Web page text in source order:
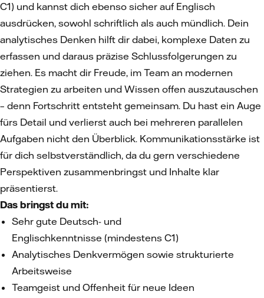
C1) und kannst dich ebenso sicher auf Englisch
ausdrücken, sowohl schriftlich als auch mündlich. Dein
analytisches Denken hilft dir dabei, komplexe Daten zu
erfassen und daraus präzise Schlussfolgerungen zu
ziehen. Es macht dir Freude, im Team an modernen
Strategien zu arbeiten und Wissen offen auszutauschen
– denn Fortschritt entsteht gemeinsam. Du hast ein Auge
fürs Detail und verlierst auch bei mehreren parallelen
Aufgaben nicht den Überblick. Kommunikationsstärke ist
für dich selbstverständlich, da du gern verschiedene
Perspektiven zusammenbringst und Inhalte klar
präsentierst.
Das bringst du mit:
Sehr gute Deutsch- und
Englischkenntnisse (mindestens C1)
Analytisches Denkvermögen sowie strukturierte
Arbeitsweise
Teamgeist und Offenheit für neue Ideen